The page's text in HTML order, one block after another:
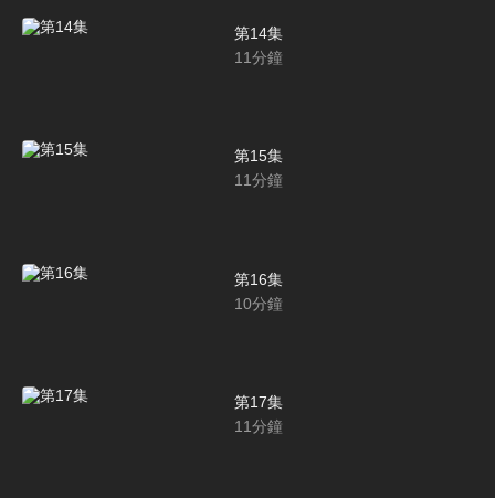
第14集
11分鐘
第15集
11分鐘
第16集
10分鐘
第17集
11分鐘